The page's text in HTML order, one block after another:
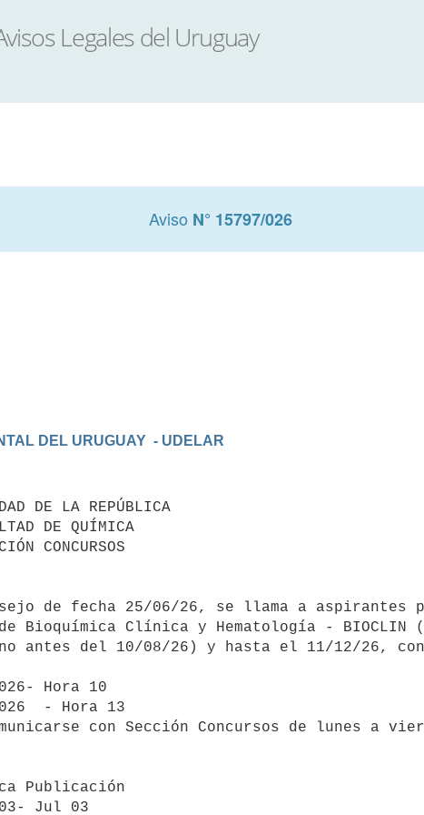
Aviso N° 15797/026
DEL URUGUAY  - UDELAR
de fecha 25/06/26, se llama a aspirantes
Bioquímica Clínica y Hematología -
antes del 10/08/26) y hasta el 11/12/26, con
Hora 10
- Hora 13
con Sección Concursos de lunes a